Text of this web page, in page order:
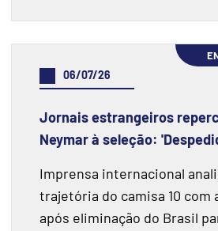
06/07/26
Jornais estrangeiros
Neymar à seleção:
Imprensa internacional
trajetória do camisa 10 com
após eliminação do Brasil